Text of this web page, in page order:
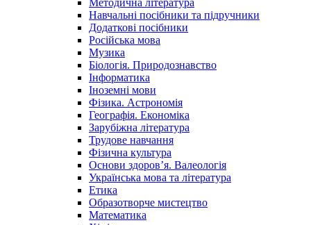
Методична література
Навчальні посібники та підручники
Додаткові посібники
Російська мова
Музика
Біологія. Природознавство
Інформатика
Іноземні мови
Фізика. Астрономія
Географія. Економіка
Зарубіжна література
Трудове навчання
Фізична культура
Основи здоров’я. Валеологія
Українська мова та література
Етика
Образотворче мистецтво
Математика